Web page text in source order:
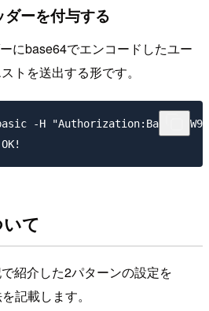
ーを付与する
にbase64でエンコードしたユー
トを送出する形です。
-H "Authorization:Basic
て
紹介した2パターンの設定を
記載します。